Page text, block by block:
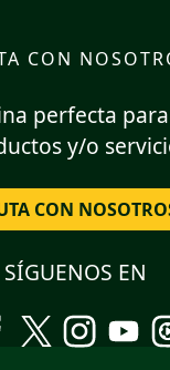
CON
perfecta
y/o
CON
SÍGUENOS EN